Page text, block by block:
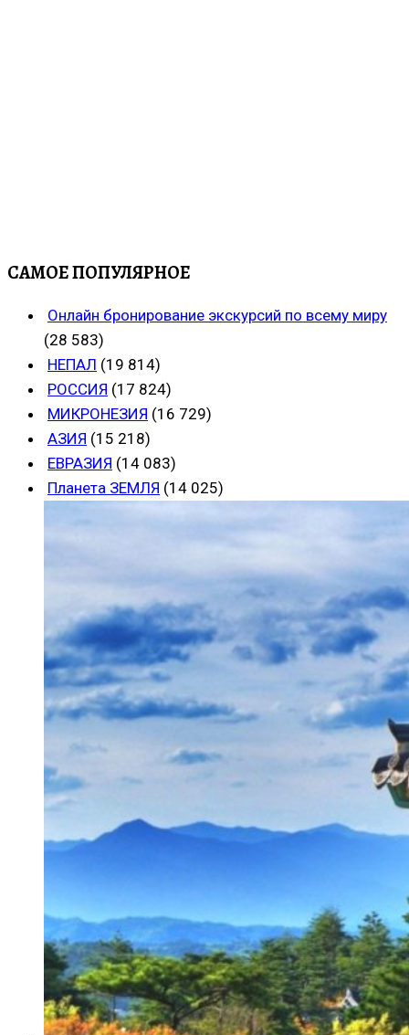
САМОЕ ПОПУЛЯРНОЕ
Онлайн бронирование экскурсий по всему миру
(28 583)
НЕПАЛ (19 814)
РОССИЯ (17 824)
МИКРОНЕЗИЯ (16 729)
АЗИЯ (15 218)
ЕВРАЗИЯ (14 083)
Планета ЗЕМЛЯ (14 025)